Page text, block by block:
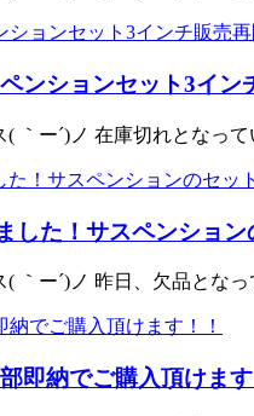
ンションセット3イン
( ｀ー´)ノ 在庫切れとなっ
した！サスペンショ
( ｀ー´)ノ 昨日、欠品と
即納でご購入頂けます